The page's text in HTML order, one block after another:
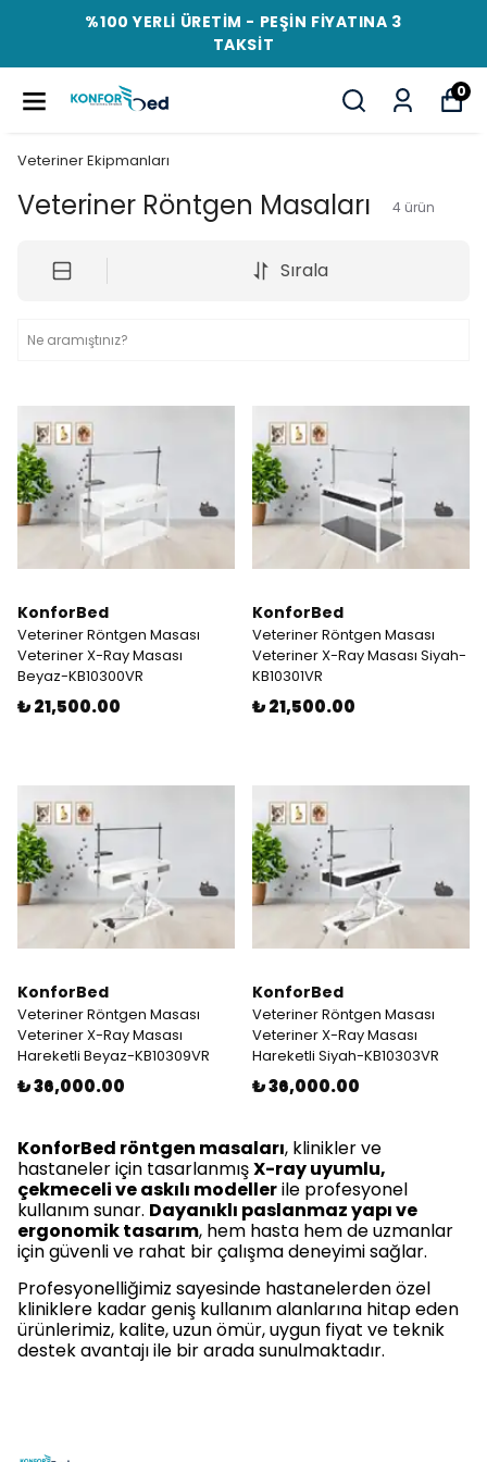
%100 YERLİ ÜRETİM - PEŞİN FİYATINA 3
TAKSİT
0
Veteriner Ekipmanları
Veteriner Röntgen Masaları 4 ürün
Sırala
KonforBed
Veteriner Röntgen Masası
Veteriner X-Ray Masası
Beyaz-KB10300VR
₺ 21,500.00
KonforBed
Veteriner Röntgen Masası
Veteriner X-Ray Masası Siyah-
KB10301VR
₺ 21,500.00
KonforBed
Veteriner Röntgen Masası
Veteriner X-Ray Masası
Hareketli Beyaz-KB10309VR
₺ 36,000.00
KonforBed
Veteriner Röntgen Masası
Veteriner X-Ray Masası
Hareketli Siyah-KB10303VR
₺ 36,000.00
KonforBed röntgen masaları, klinikler ve
hastaneler için tasarlanmışX-ray uyumlu,
çekmeceli ve askılı modellerile profesyonel
kullanım sunar. Dayanıklı paslanmaz yapı ve
ergonomik tasarım, hem hasta hem de uzmanlar
için güvenli ve rahat bir çalışma deneyimi sağlar.
Profesyonelliğimiz sayesinde hastanelerden özel
kliniklere kadar geniş kullanım alanlarına hitap eden
ürünlerimiz, kalite, uzun ömür, uygun fiyat ve teknik
destek avantajı ile bir arada sunulmaktadır.